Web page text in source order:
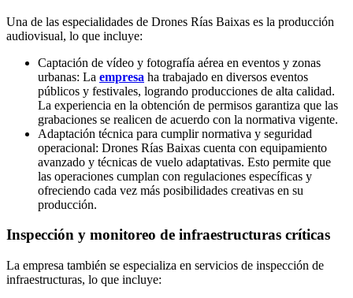
Una de las especialidades de Drones Rías Baixas es la producción
audiovisual, lo que incluye:
Captación de vídeo y fotografía aérea en eventos y zonas
urbanas: La empresa ha trabajado en diversos eventos
públicos y festivales, logrando producciones de alta calidad.
La experiencia en la obtención de permisos garantiza que las
grabaciones se realicen de acuerdo con la normativa vigente.
Adaptación técnica para cumplir normativa y seguridad
operacional: Drones Rías Baixas cuenta con equipamiento
avanzado y técnicas de vuelo adaptativas. Esto permite que
las operaciones cumplan con regulaciones específicas y
ofreciendo cada vez más posibilidades creativas en su
producción.
Inspección y monitoreo de infraestructuras críticas
La empresa también se especializa en servicios de inspección de
infraestructuras, lo que incluye: